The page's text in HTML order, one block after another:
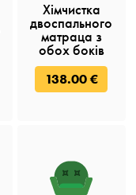
Хімчистка
двоспального
матраца з
обох боків
138.00 €